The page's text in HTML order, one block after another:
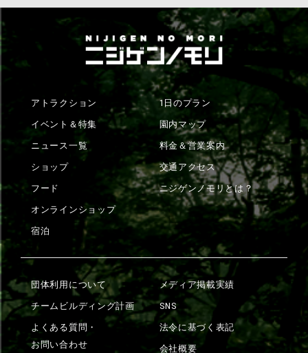
アトラクション
イベント＆特集
ニュース一覧
ショップ
フード
オンラインショップ
宿泊
1日のプラン
園内マップ
料金＆営業案内
交通アクセス
ニジゲンノモリとは？
団体利用について
チームビルディング計画
よくある質問・
お問い合わせ
メディア掲載実績
SNS
法令に基づく表記
会社概要